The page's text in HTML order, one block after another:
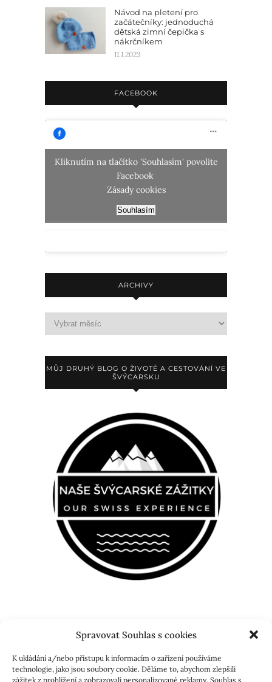
Spravovat Souhlas s cookies
K ukládání a/nebo přístupu k informacím o zařízení používáme
technologie, jako jsou soubory cookie. Děláme to, abychom zlepšili
zážitek z prohlížení a zobrazovali personalizované reklamy. Souhlas s
Návod na pletení pro
začátečníky: jednoduchá
dětská zimní čepička s
nákrčníkem
11.1.2023
FACEBOOK
Kliknutím na tlačítko 'Souhlasím' povolíte
Facebook
Zásady cookies
Souhlasím
ARCHIVY
MŮJ DRUHÝ BLOG O ŽIVOTĚ A CESTOVÁNÍ VE
ŠVÝCARSKU